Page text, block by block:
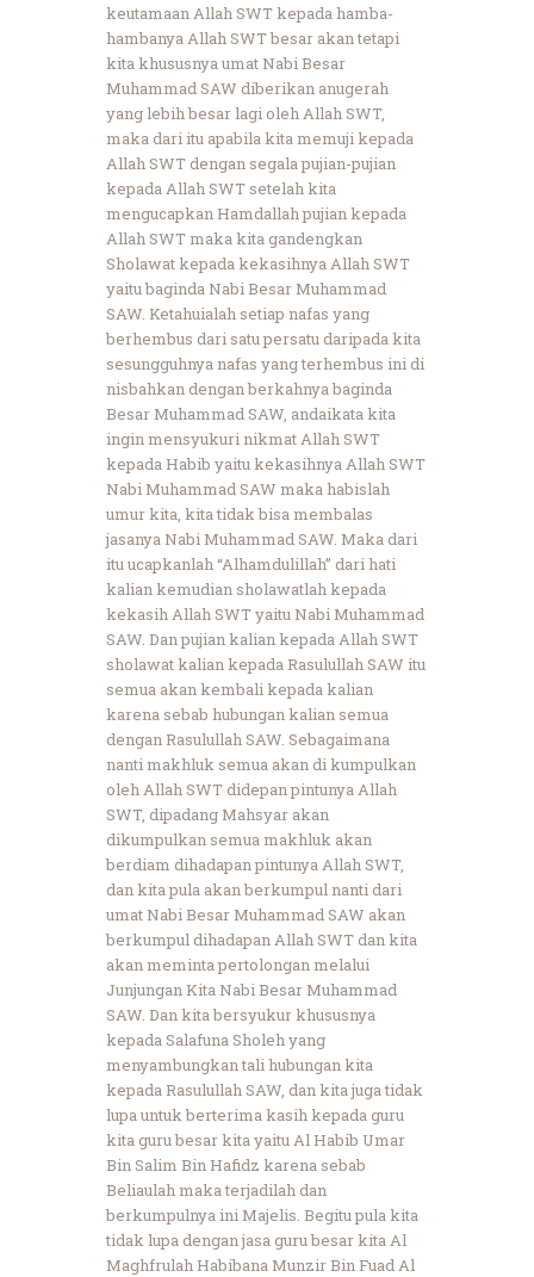
keutamaan Allah SWT kepada hamba-
hambanya Allah SWT besar akan tetapi
kita khususnya umat Nabi Besar
Muhammad SAW diberikan anugerah
yang lebih besar lagi oleh Allah SWT,
maka dari itu apabila kita memuji kepada
Allah SWT dengan segala pujian-pujian
kepada Allah SWT setelah kita
mengucapkan Hamdallah pujian kepada
Allah SWT maka kita gandengkan
Sholawat kepada kekasihnya Allah SWT
yaitu baginda Nabi Besar Muhammad
SAW. Ketahuialah setiap nafas yang
berhembus dari satu persatu daripada kita
sesungguhnya nafas yang terhembus ini di
nisbahkan dengan berkahnya baginda
Besar Muhammad SAW, andaikata kita
ingin mensyukuri nikmat Allah SWT
kepada Habib yaitu kekasihnya Allah SWT
Nabi Muhammad SAW maka habislah
umur kita, kita tidak bisa membalas
jasanya Nabi Muhammad SAW. Maka dari
itu ucapkanlah “Alhamdulillah” dari hati
kalian kemudian sholawatlah kepada
kekasih Allah SWT yaitu Nabi Muhammad
SAW. Dan pujian kalian kepada Allah SWT
sholawat kalian kepada Rasulullah SAW itu
semua akan kembali kepada kalian
karena sebab hubungan kalian semua
dengan Rasulullah SAW. Sebagaimana
nanti makhluk semua akan di kumpulkan
oleh Allah SWT didepan pintunya Allah
SWT, dipadang Mahsyar akan
dikumpulkan semua makhluk akan
berdiam dihadapan pintunya Allah SWT,
dan kita pula akan berkumpul nanti dari
umat Nabi Besar Muhammad SAW akan
berkumpul dihadapan Allah SWT dan kita
akan meminta pertolongan melalui
Junjungan Kita Nabi Besar Muhammad
SAW. Dan kita bersyukur khususnya
kepada Salafuna Sholeh yang
menyambungkan tali hubungan kita
kepada Rasulullah SAW, dan kita juga tidak
lupa untuk berterima kasih kepada guru
kita guru besar kita yaitu Al Habib Umar
Bin Salim Bin Hafidz karena sebab
Beliaulah maka terjadilah dan
berkumpulnya ini Majelis. Begitu pula kita
tidak lupa dengan jasa guru besar kita Al
Maghfrulah Habibana Munzir Bin Fuad Al